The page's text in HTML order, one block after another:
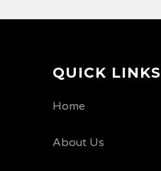
QUICK LINKS
Home
About Us